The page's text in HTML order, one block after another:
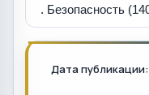
Дата публикации: